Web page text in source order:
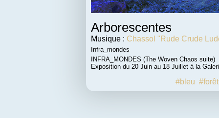
Arborescentes
Musique : Chassol "Rude Crude
Infra_mondes
INFRA_MONDES (The Woven Chaos suite)
Exposition du 20 Juin au 18 Juillet à la
#bleu #forêt